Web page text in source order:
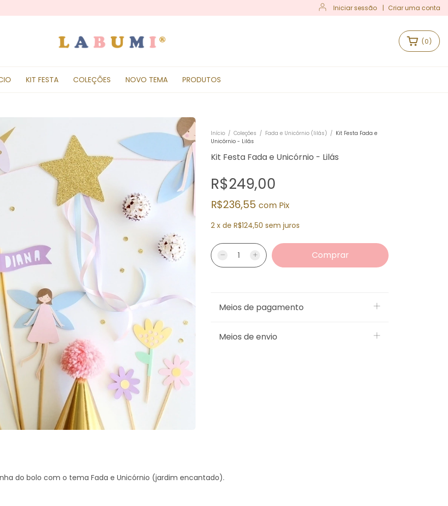
Iniciar sessão | Criar uma conta
(0)
KIT FESTA COLEÇÕES NOVO TEMA PRODUTOS
Início / Coleções / Fada e Unicórnio (lilás) / Kit Festa Fada e
Unicórnio - Lilás
Kit Festa Fada e Unicórnio - Lilás
R$249,00
R$236,55 com Pix
2 x de R$124,50 sem juros
Meios de pagamento
Meios de envio
do bolo com o tema Fada e Unicórnio (jardim encantado).